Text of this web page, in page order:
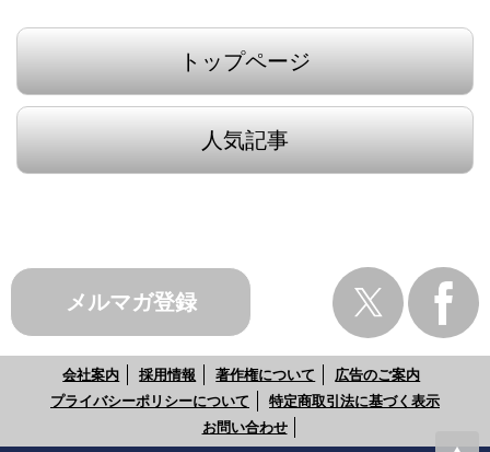
トップページ
人気記事
メルマガ登録
会社案内 採用情報 著作権について
広告のご案内
プライバシーポリシーについて
特定商取引法に基づく表示
お問い合わせ